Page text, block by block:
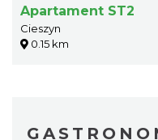
Apartament ST2
Cieszyn
0.15 km